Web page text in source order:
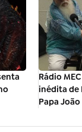
Rádio
inédita de
Papa